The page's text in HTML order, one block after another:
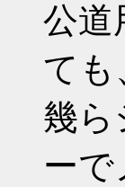
公道
ても
幾ら
ー